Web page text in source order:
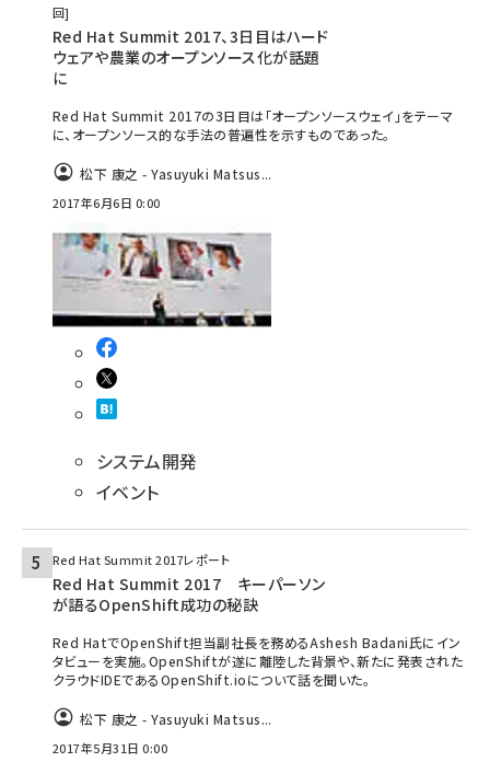
回
Red Hat Summit 2017、3日目はハード
ウェアや農業のオープンソース化が話題
に
Red Hat Summit 2017の3日目は「オープンソースウェイ」をテーマ
に、オープンソース的な手法の普遍性を示すものであった。
松下 康之 - Yasuyuki Matsus...
2017年6月6日 0:00
システム開発
イベント
Red Hat Summit 2017レポート
Red Hat Summit 2017 キーパーソン
が語るOpenShift成功の秘訣
Red HatでOpenShift担当副社長を務めるAshesh Badani氏にイン
タビューを実施。OpenShiftが遂に離陸した背景や、新たに発表された
クラウドIDEであるOpenShift.ioについて話を聞いた。
松下 康之 - Yasuyuki Matsus...
2017年5月31日 0:00